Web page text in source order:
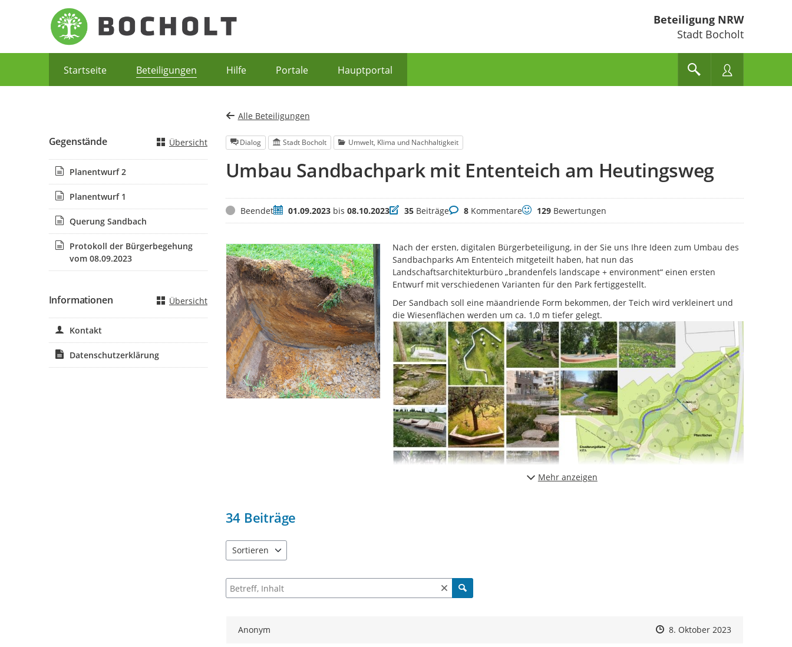
Beteiligung NRW
Stadt Bocholt
Startseite Beteiligungen Hilfe Portale Hauptportal
Alle Beteiligungen
Dialog Stadt Bocholt Umwelt, Klima und Nachhaltigkeit
Umbau Sandbachpark mit Ententeich am Heutingsweg
StatusBeendetZeitraum
01.09.2023bis 08.10.2023Beiträge
35BeiträgeKommentare
8KommentareBewertungen
129Bewertungen
Nach der ersten, digitalen Bürgerbeteiligung, in der Sie uns Ihre Ideen zum Umbau des
Sandbachparks Am Ententeich mitgeteilt haben, hat nun das
Landschaftsarchitekturbüro „brandenfels landscape + environment“ einen ersten
Entwurf mit verschiedenen Varianten für den Park fertiggestellt.
Der Sandbach soll eine mäandriende Form bekommen, der Teich wird verkleinert und
die Wiesenflächen werden um ca. 1,0 m tiefer gelegt.
Mehr anzeigen
34 Beiträge
Sortieren
Suche nach Beiträgen und Kommentaren
Anonym Zeitpunkt des Erstellens
Zeitpunkt des Erstellens
8. Oktober 2023Zur Äußerung
Gegenstände Übersicht
Planentwurf 2
Planentwurf 1
Querung Sandbach
Protokoll der Bürgerbegehung
vom 08.09.2023
Informationen Übersicht
Kontakt
Datenschutzerklärung